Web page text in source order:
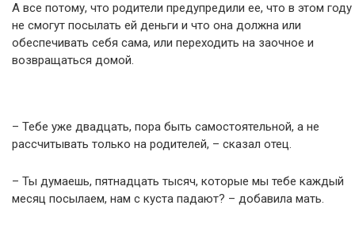
А все потому, что родители предупредили ее, что в этом году
не смогут посылать ей деньги и что она должна или
обеспечивать себя сама, или переходить на заочное и
возвращаться домой.
– Тебе уже двадцать, пора быть самостоятельной, а не
рассчитывать только на родителей, – сказал отец.
– Ты думаешь, пятнадцать тысяч, которые мы тебе каждый
месяц посылаем, нам с куста падают? – добавила мать.